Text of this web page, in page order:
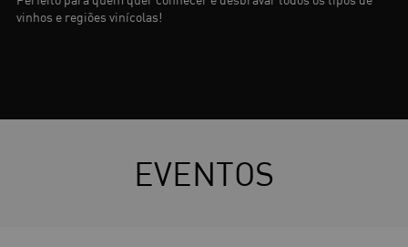
É o plano ideal para manter a adega cheia de vinhos durante todo
EVENTOS